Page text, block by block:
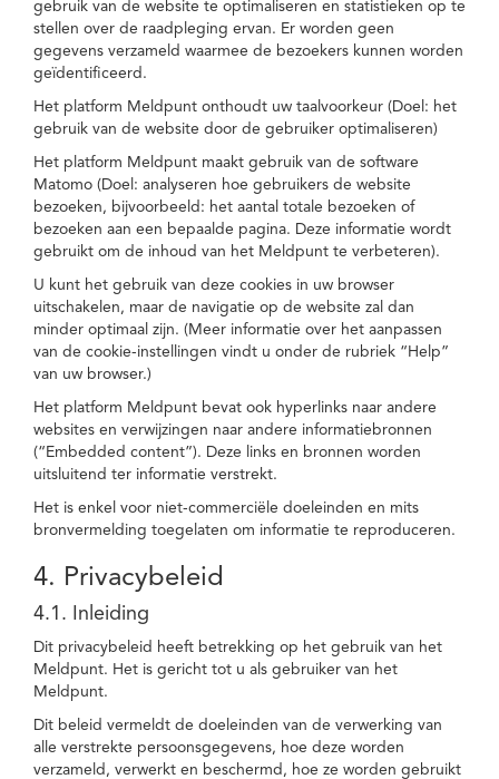
gebruik van de website te optimaliseren en statistieken op te
stellen over de raadpleging ervan. Er worden geen
gegevens verzameld waarmee de bezoekers kunnen worden
geïdentificeerd.
Het platform Meldpunt onthoudt uw taalvoorkeur (Doel: het
gebruik van de website door de gebruiker optimaliseren)
Het platform Meldpunt maakt gebruik van de software
Matomo (Doel: analyseren hoe gebruikers de website
bezoeken, bijvoorbeeld: het aantal totale bezoeken of
bezoeken aan een bepaalde pagina. Deze informatie wordt
gebruikt om de inhoud van het Meldpunt te verbeteren).
U kunt het gebruik van deze cookies in uw browser
uitschakelen, maar de navigatie op de website zal dan
minder optimaal zijn. (Meer informatie over het aanpassen
van de cookie-instellingen vindt u onder de rubriek “Help”
van uw browser.)
Het platform Meldpunt bevat ook hyperlinks naar andere
websites en verwijzingen naar andere informatiebronnen
(“Embedded content”). Deze links en bronnen worden
uitsluitend ter informatie verstrekt.
Het is enkel voor niet-commerciële doeleinden en mits
bronvermelding toegelaten om informatie te reproduceren.
4. Privacybeleid
4.1. Inleiding
Dit privacybeleid heeft betrekking op het gebruik van het
Meldpunt. Het is gericht tot u als gebruiker van het
Meldpunt.
Dit beleid vermeldt de doeleinden van de verwerking van
alle verstrekte persoonsgegevens, hoe deze worden
verzameld, verwerkt en beschermd, hoe ze worden gebruikt